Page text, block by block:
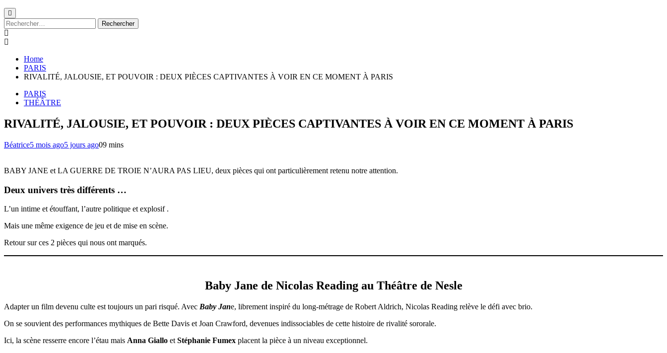
Rechercher :
Home
PARIS
RIVALITÉ, JALOUSIE, ET POUVOIR : DEUX PIÈCES CAPTIVANTES À VOIR EN CE MOMENT À PARIS
PARIS
THÉÂTRE
RIVALITÉ, JALOUSIE, ET POUVOIR : DEUX PIÈCES CAPTIVANTES À VOIR EN CE MOMENT À PARIS
Béatrice5 mois ago5 jours ago09 mins
BABY JANE et LA GUERRE DE TROIE N’AURA PAS LIEU, deux pièces qui ont particulièrement retenu notre attention.
Deux univers très différents …
L’un intime et étouffant, l’autre politique et explosif .
Mais une même exigence de jeu et de mise en scène.
Retour sur ces 2 pièces qui nous ont marqués.
Baby Jane de Nicolas Reading au Théâtre de Nesle
Adapter un film devenu culte est toujours un pari risqué. Avec Baby Jane, librement inspiré du long-métrage de Robert Aldrich, Nicolas Reading relève le défi avec brio.
On se souvient des performances mythiques de Bette Davis et Joan Crawford, devenues indissociables de cette histoire de rivalité sororale.
Ici, la scène resserre encore l’étau mais Anna Giallo et Stéphanie Fumex placent la pièce à un niveau exceptionnel.